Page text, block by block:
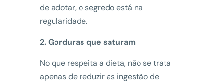
de adotar, o segredo está na
regularidade.
2. Gorduras que saturam
No que respeita a dieta, não se trata
apenas de reduzir as ingestão de